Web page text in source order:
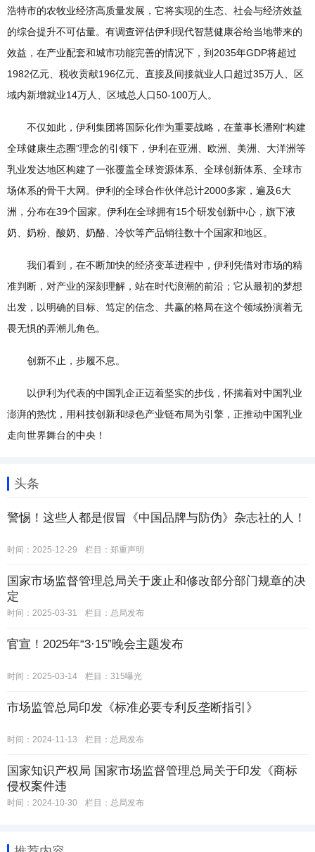
浩特市的农牧业经济高质量发展，它将实现的生态、社会与经济效益
的综合提升不可估量。有调查评估伊利现代智慧健康谷给当地带来的
效益，在产业配套和城市功能完善的情况下，到2035年GDP将超过
1982亿元、税收贡献196亿元、直接及间接就业人口超过35万人、区
域内新增就业14万人、区域总人口50-100万人。
不仅如此，伊利集团将国际化作为重要战略，在董事长潘刚“构建
全球健康生态圈”理念的引领下，伊利在亚洲、欧洲、美洲、大洋洲等
乳业发达地区构建了一张覆盖全球资源体系、全球创新体系、全球市
场体系的骨干大网。伊利的全球合作伙伴总计2000多家，遍及6大
洲，分布在39个国家。伊利在全球拥有15个研发创新中心，旗下液
奶、奶粉、酸奶、奶酪、冷饮等产品销往数十个国家和地区。
我们看到，在不断加快的经济变革进程中，伊利凭借对市场的精
准判断，对产业的深刻理解，站在时代浪潮的前沿；它从最初的梦想
出发，以明确的目标、笃定的信念、共赢的格局在这个领域扮演着无
畏无惧的弄潮儿角色。
创新不止，步履不息。
以伊利为代表的中国乳企正迈着坚实的步伐，怀揣着对中国乳业
澎湃的热忱，用科技创新和绿色产业链布局为引擎，正推动中国乳业
走向世界舞台的中央！
头条
警惕！这些人都是假冒《中国品牌与防伪》杂志社的人！
时间：2025-12-29 栏目： 郑重声明
国家市场监督管理总局关于废止和修改部分部门规章的决
定
时间：2025-03-31 栏目： 总局发布
官宣！2025年“3·15”晚会主题发布
时间：2025-03-14 栏目： 315曝光
市场监管总局印发《标准必要专利反垄断指引》
时间：2024-11-13 栏目： 总局发布
国家知识产权局 国家市场监督管理总局关于印发《商标
侵权案件违
时间：2024-10-30 栏目： 总局发布